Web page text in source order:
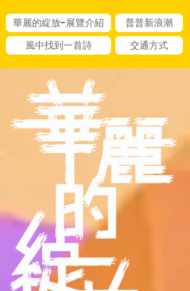
華麗的綻放-展覽介紹
普普新浪潮
風中找到一首詩
交通方式